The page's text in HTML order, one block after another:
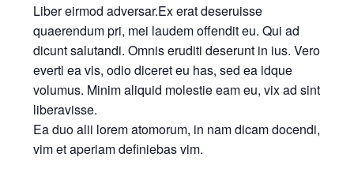
Liber eirmod adversar.Ex erat deseruisse
quaerendum pri, mei laudem offendit eu. Qui ad
dicunt salutandi. Omnis eruditi deserunt in ius. Vero
everti ea vis, odio diceret eu has, sed ea idque
volumus. Minim aliquid molestie eam eu, vix ad sint
liberavisse.
Ea duo alii lorem atomorum, in nam dicam docendi,
vim et aperiam definiebas vim.